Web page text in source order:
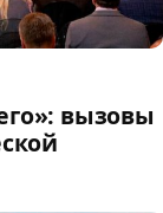
вызовы